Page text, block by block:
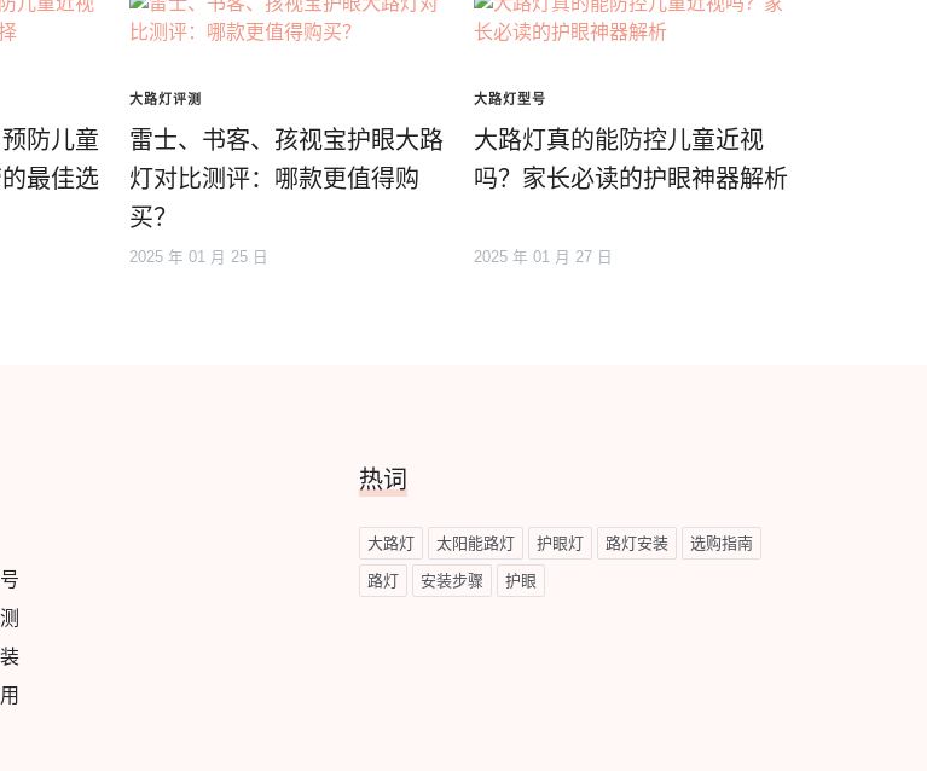
防儿童
最佳选
大路灯评测
雷士、书客、孩视宝护眼大路
灯对比测评：哪款更值得购
买？
2025 年 01 月 25 日
大路灯型号
大路灯真的能防控儿童近视
吗？家长必读的护眼神器解析
2025 年 01 月 27 日
热词
大路灯 太阳能路灯 护眼灯 路灯安装 选购指南
路灯 安装步骤 护眼